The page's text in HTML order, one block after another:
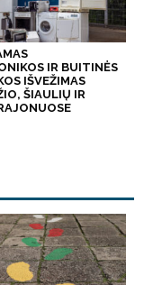
IR BUITINĖS
IŠVEŽIMAS
ŠIAULIŲ IR